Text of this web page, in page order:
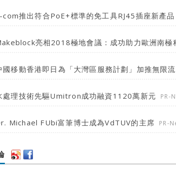
com推出符合PoE+標準的免工具RJ45插座新產品
亮相2018極地會議：成功助力歐洲南極
國移動香港即日為「大灣區服務計劃」加推無限
處理技術先驅Umitron成功融資1120萬新元 PR-
Michael FUbi富筆博士成為VdTUV的主席 PR-